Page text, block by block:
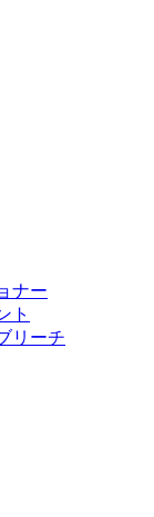
ナー
ト
リーチ